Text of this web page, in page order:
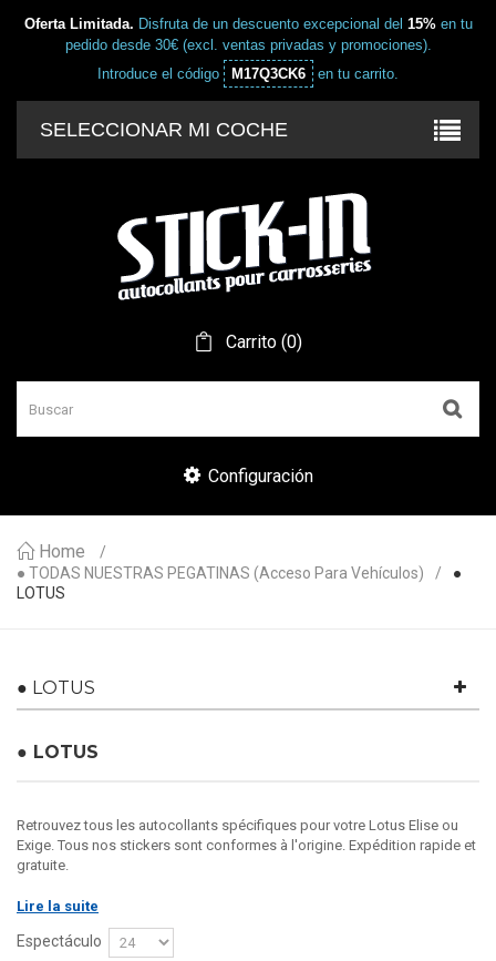
Oferta Limitada. Disfruta de un descuento excepcional del 15%en tu
pedido desde 30€ (excl. ventas privadas y promociones).
Introduce el código
M17Q3CK6 en tu carrito.
SELECCIONAR MI COCHE
Carrito (0)
Configuración
Home
● TODAS NUESTRAS PEGATINAS (acceso Para Vehículos)
●
LOTUS
● LOTUS
● LOTUS
Retrouvez tous les autocollants spécifiques pour votre Lotus Elise ou
Exige. Tous nos stickers sont conformes à l'origine. Expédition rapide et
gratuite.
Lire la suite
Espectáculo